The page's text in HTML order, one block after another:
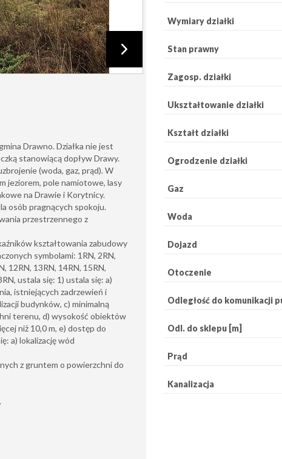
Drawno. Działka nie jest
stanowiącą dopływ Drawy.
(woda, gaz, prąd). W
jeziorem, pole namiotowe, lasy
na Drawie i Korytnicy.
osób pragnących spokoju.
przestrzennego z
kształtowania zabudowy
symbolami: 1RN, 2RN,
12RN, 13RN, 14RN, 15RN,
ustala się: 1) ustala się: a)
istniejących zadrzewień i
budynków, c) minimalną
terenu, d) wysokość obiektów
niż 10,0 m, e) dostęp do
a) lokalizację wód
z gruntem o powierzchni do
Wymiary działki
Stan prawny
Zagosp. działki
Ukształtowanie działki
Kształt działki
Ogrodzenie działki
Gaz
Woda
Dojazd
Otoczenie
Odległość do komunikacji
Odl. do sklepu [m]
Prąd
Kanalizacja